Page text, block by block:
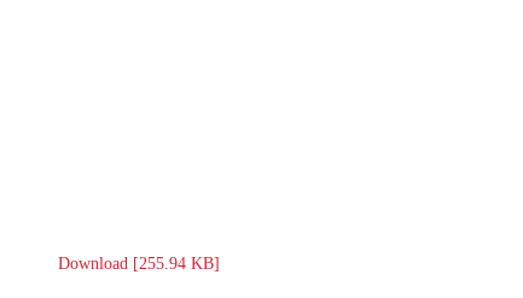
Download [255.94 KB]